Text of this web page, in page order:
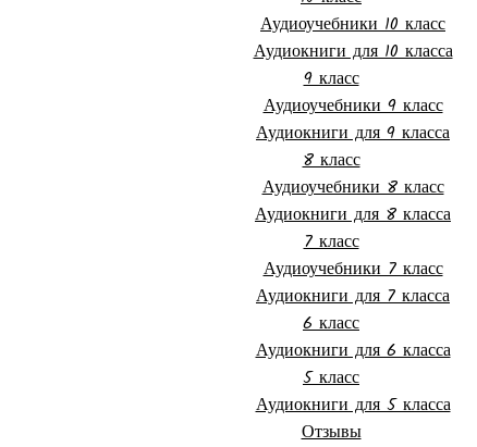
Аудиоучебники 10 класс
Аудиокниги для 10 класса
9 класс
Аудиоучебники 9 класс
Аудиокниги для 9 класса
8 класс
Аудиоучебники 8 класс
Аудиокниги для 8 класса
7 класс
Аудиоучебники 7 класс
Аудиокниги для 7 класса
6 класс
Аудиокниги для 6 класса
5 класс
Аудиокниги для 5 класса
Отзывы